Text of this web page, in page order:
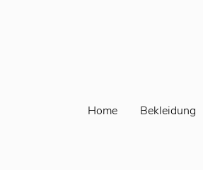
Home Bekleidung